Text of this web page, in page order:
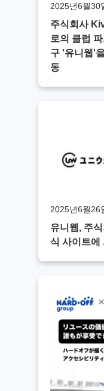
2025년6월30
주식회사
로의 클럽
구 '유니웹'
동
2025년6월26
유니웹, 주
식 사이트에